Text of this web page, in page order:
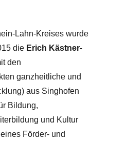
Lahn-Kreises wurde
die Erich Kästner-
den
ganzheitliche und
aus Singhofen
Bildung,
und Kultur
Förder- und